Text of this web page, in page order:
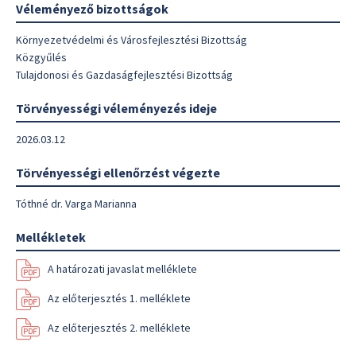
Véleményező bizottságok
Környezetvédelmi és Városfejlesztési Bizottság
Közgyűlés
Tulajdonosi és Gazdaságfejlesztési Bizottság
Törvényességi véleményezés ideje
2026.03.12
Törvényességi ellenőrzést végezte
Tóthné dr. Varga Marianna
Mellékletek
A határozati javaslat melléklete
Az előterjesztés 1. melléklete
Az előterjesztés 2. melléklete